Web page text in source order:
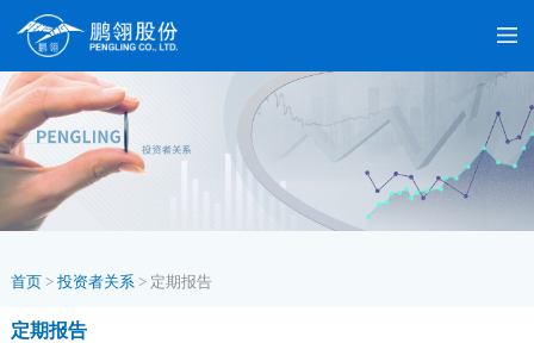
首页> 投资者关系 > 定期报告
定期报告